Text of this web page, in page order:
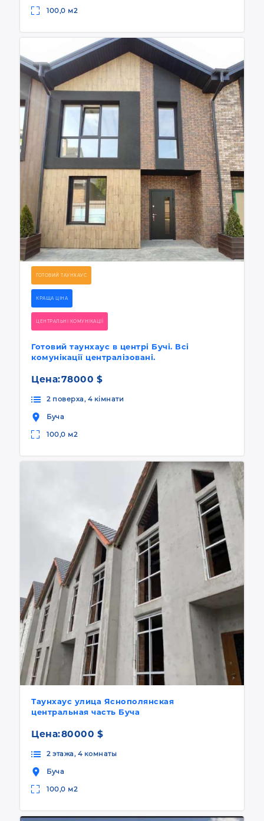
100,0 м2
ГОТОВИЙ ТАУНХАУС
КРАЩА ЦІНА
ЦЕНТРАЛЬНІ КОМУНІКАЦІЇ
Готовий таунхаус в центрі Бучі. Всі
комунікації централізовані.
Цена:78000 $
2 поверха, 4 кімнати
Буча
100,0 м2
Таунхаус улица Яснополянская
центральная часть Буча
Цена:80000 $
2 этажа, 4 комнаты
Буча
100,0 м2